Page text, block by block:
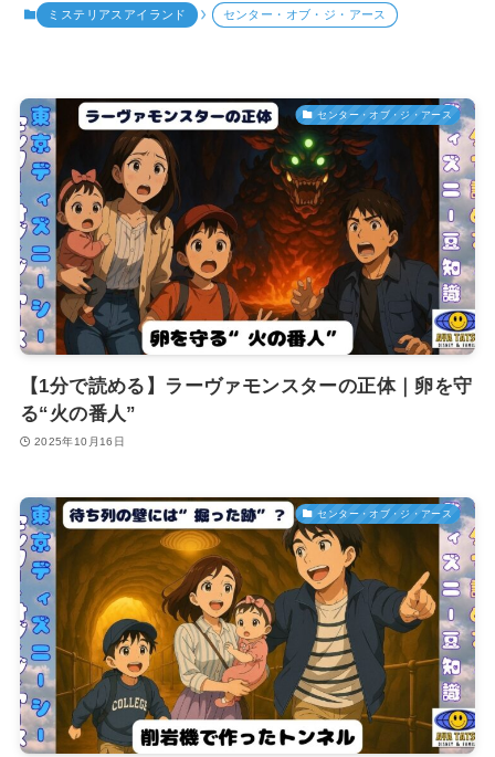
ミステリアスアイランド センター・オブ・ジ・アース
センター・オブ・ジ・アース
【1分で読める】ラーヴァモンスターの正体｜卵を守
る“火の番人”
2025年10月16日
センター・オブ・ジ・アース